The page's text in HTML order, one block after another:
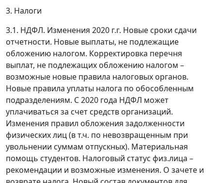
3. Налоги
3.1. НДФЛ. Изменения 2020 г.г. Новые сроки сдачи
отчетности. Новые выплаты, не подлежащие
обложению налогом. Корректировка перечня
выплат, не подлежащих обложению налогом –
возможные новые правила налоговых органов.
Новые правила уплаты налога по обособленным
подразделениям. С 2020 года НДФЛ может
уплачиваться за счет средств организаций.
Изменения правил обложения задолженности
физических лиц (в т.ч. по невозвращенным при
увольнении суммам отпускных). Материальная
помощь студентов. Налоговый статус физ.лица –
рекомендации и возможные изменения. О зачете и